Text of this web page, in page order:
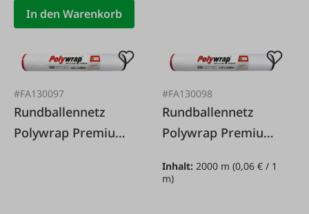
In den Warenkorb
#FA130097
Rundballennetz
Polywrap Premium
#FA130098
Rundballennetz
Polywrap Premium
Inhalt: 2000 m(0,06 € / 1
m)